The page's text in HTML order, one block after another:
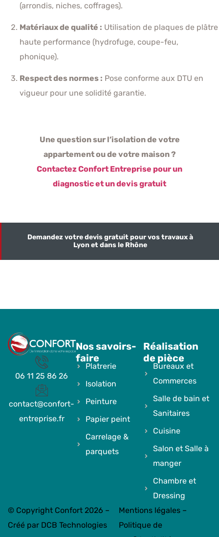
(arrondis, niches, coffrages).
Matériaux de qualité : Utilisation de plaques de plâtre
haute performance (hydrofuge, coupe-feu,
phonique).
Respect des normes : Pose conforme aux DTU en
vigueur pour une solidité garantie.
Une question sur l’isolation de votre
appartement ou de votre maison ?
Contactez Confort Entreprise pour un
diagnostic et un devis gratuit
Demandez votre devis gratuit pour vos travaux à
Lyon et dans le Rhône
06 11 25 86 26
contact@confort-
entreprise.fr
Nos savoirs-
faire
Platrerie
Isolation
Peinture
Papier peint
Carrelage &
parquets
Réalisation
de pièce
Bureaux et
Commerces
Salle de bain et
Sanitaires
Cuisine
Salon et Salle à
manger
Chambre et
Dressing
© Copyright Confort 2026 –
Créé par DCB Technologies
Mentions légales –
Politique de